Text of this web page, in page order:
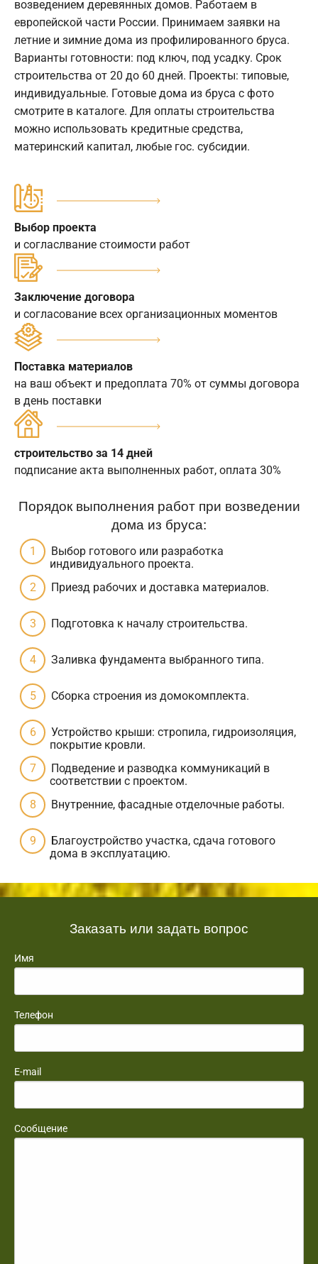
возведением деревянных домов. Работаем в
европейской части России. Принимаем заявки на
летние и зимние дома из профилированного бруса.
Варианты готовности: под ключ, под усадку. Срок
строительства от 20 до 60 дней. Проекты: типовые,
индивидуальные. Готовые дома из бруса с фото
смотрите в каталоге. Для оплаты строительства
можно использовать кредитные средства,
материнский капитал, любые гос. субсидии.
Выбор проекта
и согласлвание стоимости работ
Заключение договора
и согласование всех организационных моментов
Поставка материалов
на ваш объект и предоплата 70% от суммы договора
в день поставки
строительство за 14 дней
подписание акта выполненных работ, оплата 30%
Порядок выполнения работ при возведении
дома из бруса:
Выбор готового или разработка
индивидуального проекта.
Приезд рабочих и доставка материалов.
Подготовка к началу строительства.
Заливка фундамента выбранного типа.
Сборка строения из домокомплекта.
Устройство крыши: стропила, гидроизоляция,
покрытие кровли.
Подведение и разводка коммуникаций в
соответствии с проектом.
Внутренние, фасадные отделочные работы.
Благоустройство участка, сдача готового
дома в эксплуатацию.
Заказать или задать вопрос
Имя
Телефон
E-mail
Сообщение